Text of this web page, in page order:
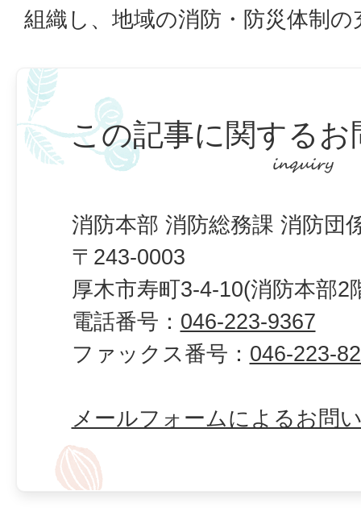
組織し、地域の消防・防災体制
この記事に関するお
消防本部 消防総務課 消防団
〒243-0003
厚木市寿町3-4-10(消防本部2
電話番号： 046-223-9367
ファックス番号： 046-223-
メールフォームによるお問